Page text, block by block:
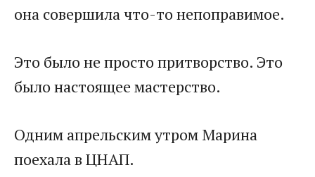
она совершила что-то непоправимое.
Это было не просто притворство. Это
было настоящее мастерство.
Одним апрельским утром Марина
поехала в ЦНАП.